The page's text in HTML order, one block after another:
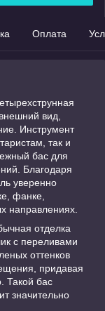
Оплата
вид,
Инструмент
так и
бас для
Благодаря
уверенно
фанке,
направлениях.
отделка
с переливами
оттенков
придавая
Такой бас
значительно